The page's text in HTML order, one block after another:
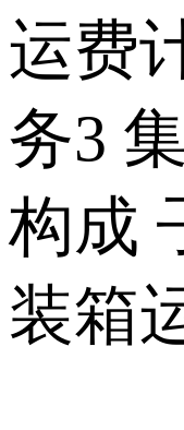
运费
务3
构成
装箱